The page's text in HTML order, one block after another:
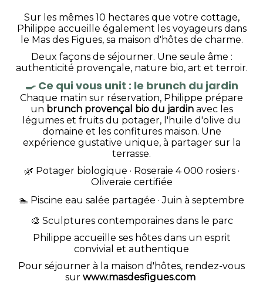
Sur les mêmes 10 hectares que votre cottage,
Philippe accueille également les voyageurs dans
le Mas des Figues, sa maison d'hôtes de charme.
Deux façons de séjourner. Une seule âme :
authenticité provençale, nature bio, art et terroir.
🍳 Ce qui vous unit : le brunch du jardin
Chaque matin sur réservation, Philippe prépare
un brunch provençal bio du jardin avec les
légumes et fruits du potager, l'huile d'olive du
domaine et les confitures maison. Une
expérience gustative unique, à partager sur la
terrasse.
🌿 Potager biologique · Roseraie 4 000 rosiers ·
Oliveraie certifiée
🏊 Piscine eau salée partagée · Juin à septembre
🎨 Sculptures contemporaines dans le parc
Philippe accueille ses hôtes dans un esprit
convivial et authentique
Pour séjourner à la maison d'hôtes, rendez-vous
sur www.masdesfigues.com